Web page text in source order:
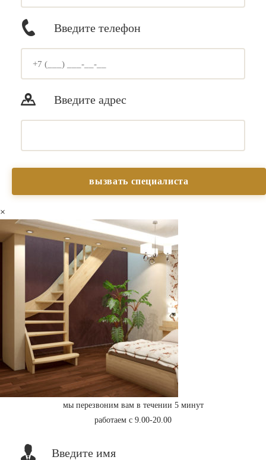
Введите телефон
Введите адрес
×
мы перезвоним вам в течении 5 минут
работаем с 9.00-20.00
Введите имя